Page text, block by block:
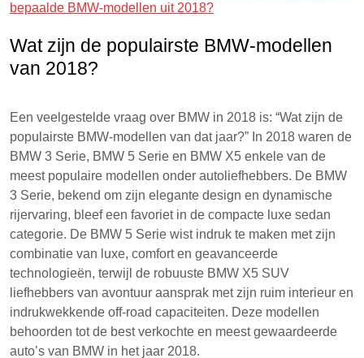
bepaalde BMW-modellen uit 2018?
Wat zijn de populairste BMW-modellen
van 2018?
Een veelgestelde vraag over BMW in 2018 is: “Wat zijn de
populairste BMW-modellen van dat jaar?” In 2018 waren de
BMW 3 Serie, BMW 5 Serie en BMW X5 enkele van de
meest populaire modellen onder autoliefhebbers. De BMW
3 Serie, bekend om zijn elegante design en dynamische
rijervaring, bleef een favoriet in de compacte luxe sedan
categorie. De BMW 5 Serie wist indruk te maken met zijn
combinatie van luxe, comfort en geavanceerde
technologieën, terwijl de robuuste BMW X5 SUV
liefhebbers van avontuur aansprak met zijn ruim interieur en
indrukwekkende off-road capaciteiten. Deze modellen
behoorden tot de best verkochte en meest gewaardeerde
auto’s van BMW in het jaar 2018.